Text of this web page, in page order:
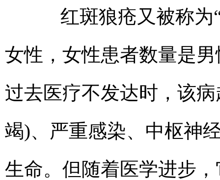
红斑狼疮又被称为“
女性，女性患者数量是
过去医疗不发达时，该
竭)、严重感染、中枢神
生命。但随着医学进步